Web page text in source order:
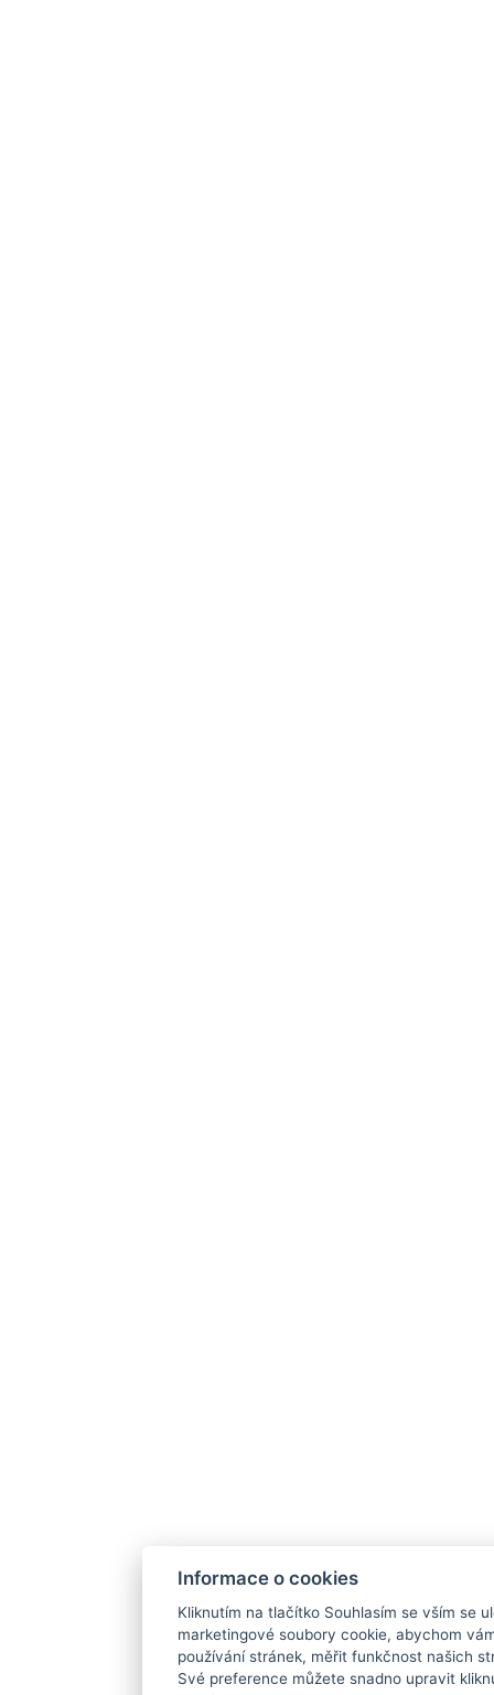
Informace o cookies
Kliknutím na tlačítko Souhlasím se vším se
marketingové soubory cookie, abychom
používání stránek, měřit funkčnost našich
Své preference můžete snadno upravit